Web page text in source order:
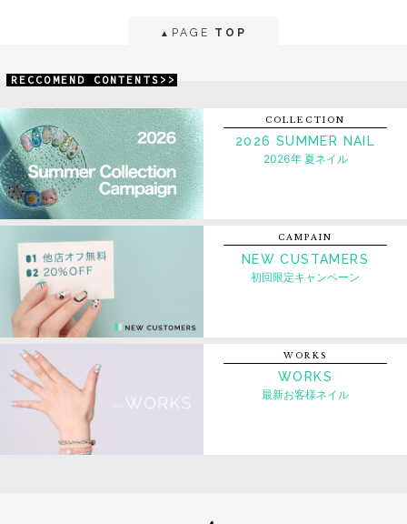
▲ PAGE TOP
RECCOMEND CONTENTS>>
COLLECTION
2026 SUMMER NAIL
2026年 夏ネイル
CAMPAIN
NEW CUSTAMERS
初回限定キャンペーン
WORKS
WORKS
最新お客様ネイル